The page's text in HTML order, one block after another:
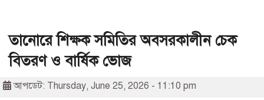
তানোরে শিক্ষক সমিতির অবসরকালীন চেক
বিতরণ ও বার্ষিক ভোজ
আপডেট: Thursday, June 25, 2026 - 11:10 pm